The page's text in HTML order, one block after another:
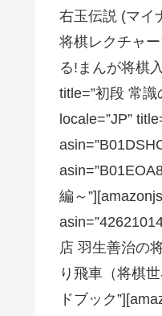
右玉伝説 (マイ
将棋レクチャ
る!まんが将棋
title=”初段 常
locale=”JP”
編～
店 羽生善治の
り飛車（将棋
ドブック